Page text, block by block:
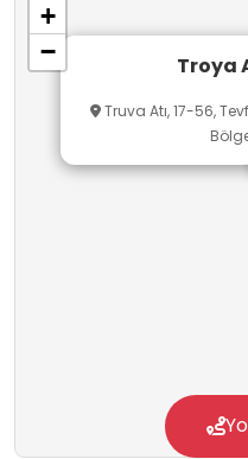
Ege’deki diğer
görevi görmektedir.
Troya
Truva Atı, 17-56,
+
−